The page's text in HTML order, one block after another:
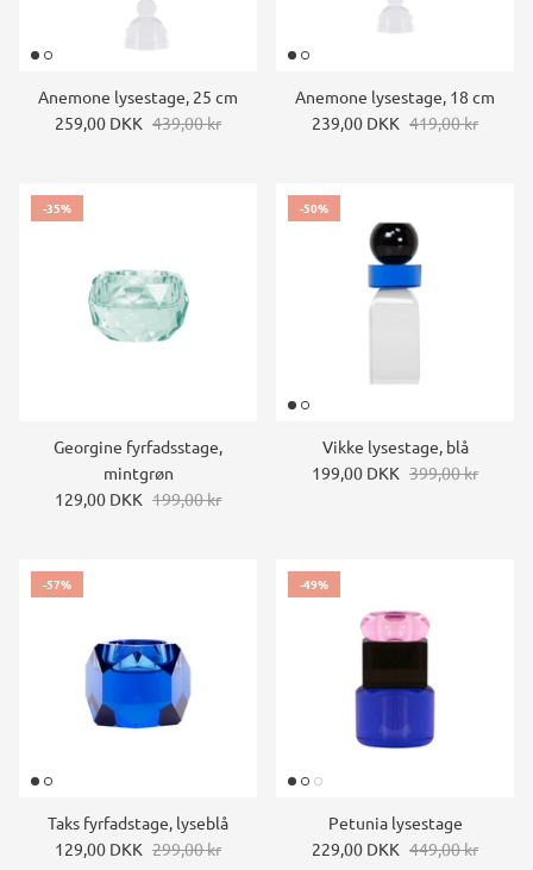
Anemone lysestage, 25 cm
259,00 DKK 439,00 kr
Anemone lysestage, 18 cm
239,00 DKK 419,00 kr
-35%
Georgine fyrfadsstage,
mintgrøn
129,00 DKK 199,00 kr
-50%
Vikke lysestage, blå
199,00 DKK 399,00 kr
-57%
Taks fyrfadstage, lyseblå
129,00 DKK 299,00 kr
-49%
Petunia lysestage
229,00 DKK 449,00 kr